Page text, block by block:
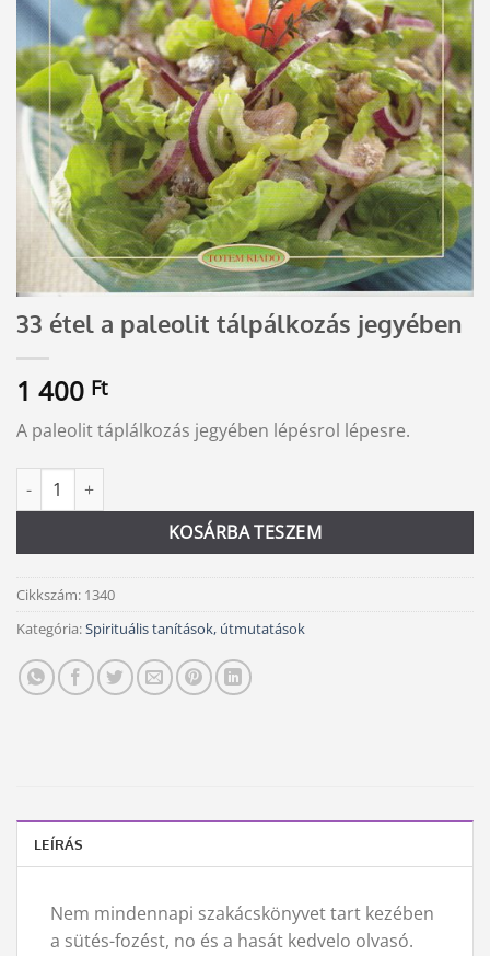
33 étel a paleolit tálpálkozás jegyében
1 400 Ft
A paleolit táplálkozás jegyében lépésrol lépesre.
33 étel a paleolit tálpálkozás jegyében mennyiség
KOSÁRBA TESZEM
Alternative:
Cikkszám: 1340
Kategória:Spirituális tanítások, útmutatások
LEÍRÁS
Nem mindennapi szakácskönyvet tart kezében
a sütés-fozést, no és a hasát kedvelo olvasó.